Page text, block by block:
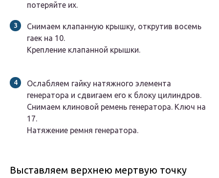
потеряйте их.
Снимаем клапанную крышку, открутив восемь
гаек на 10.
Крепление клапанной крышки.
Ослабляем гайку натяжного элемента
генератора и сдвигаем его к блоку цилиндров.
Снимаем клиновой ремень генератора. Ключ на
17.
Натяжение ремня генератора.
Выставляем верхнею мертвую точку